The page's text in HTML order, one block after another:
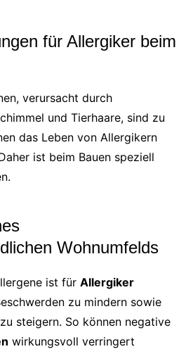
für Allergiker beim
verursacht durch
und Tierhaare, sind zu
das Leben von Allergikern
ist beim Bauen speziell
Wohnumfelds
ist für Allergiker
zu mindern sowie
steigern. So können negative
wirkungsvoll verringert